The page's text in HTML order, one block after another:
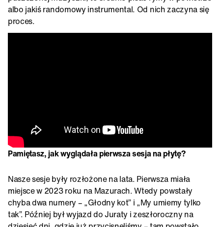
albo jakiś randomowy instrumental. Od nich zaczyna się
proces.
Pamiętasz, jak wyglądała pierwsza sesja na płytę?
Nasze sesje były rozłożone na lata. Pierwsza miała
miejsce w 2023 roku na Mazurach. Wtedy powstały
chyba dwa numery – „Głodny kot” i „My umiemy tylko
tak”. Później był wyjazd do Juraty i zeszłoroczny na